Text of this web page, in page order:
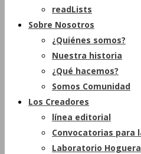
readLists
Sobre Nosotros
¿Quiénes somos?
Nuestra historia
¿Qué hacemos?
Somos Comunidad
Los Creadores
línea editorial
Convocatorias para
Laboratorio